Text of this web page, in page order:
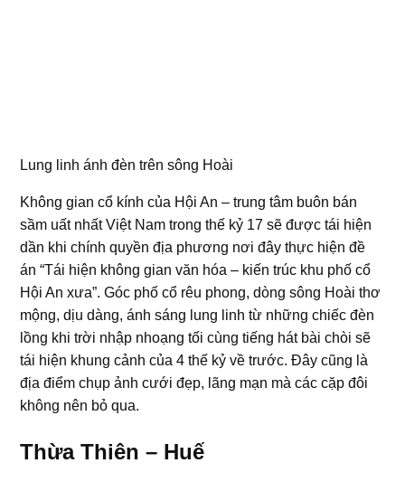
Lung linh ánh đèn trên sông Hoài
Không gian cổ kính của Hội An – trung tâm buôn bán
sầm uất nhất Việt Nam trong thế kỷ 17 sẽ được tái hiện
dần khi chính quyền địa phương nơi đây thực hiện đề
án “Tái hiện không gian văn hóa – kiến trúc khu phố cổ
Hội An xưa”. Góc phố cổ rêu phong, dòng sông Hoài thơ
mộng, dịu dàng, ánh sáng lung linh từ những chiếc đèn
lồng khi trời nhập nhoạng tối cùng tiếng hát bài chòi sẽ
tái hiện khung cảnh của 4 thế kỷ về trước. Đây cũng là
địa điểm chụp ảnh cưới đẹp, lãng mạn mà các cặp đôi
không nên bỏ qua.
Thừa Thiên – Huế